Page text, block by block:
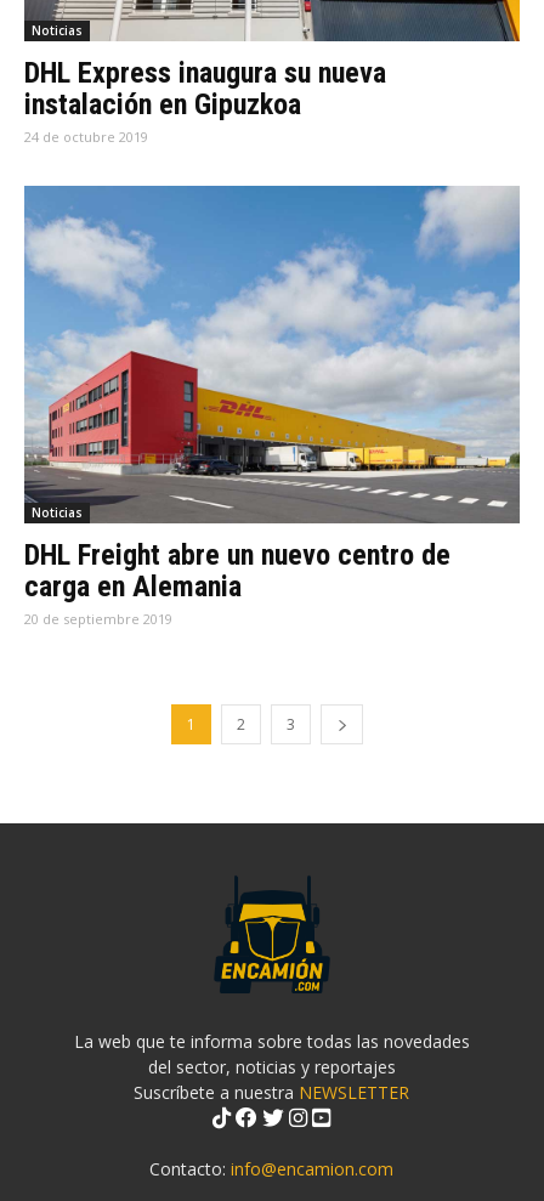
Noticias
DHL Express inaugura su nueva
instalación en Gipuzkoa
24 de octubre 2019
Noticias
DHL Freight abre un nuevo centro de
carga en Alemania
20 de septiembre 2019
1 2 3
La web que te informa sobre todas las novedades
del sector, noticias y reportajes
Suscríbete a nuestra NEWSLETTER
Contacto:info@encamion.com